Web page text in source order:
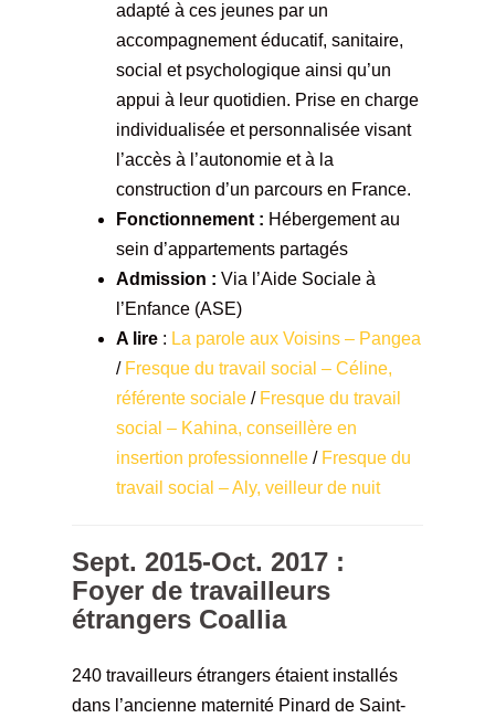
adapté à ces jeunes par un
accompagnement éducatif, sanitaire,
social et psychologique ainsi qu’un
appui à leur quotidien. Prise en charge
individualisée et personnalisée visant
l’accès à l’autonomie et à la
construction d’un parcours en France.
Fonctionnement : Hébergement au
sein d’appartements partagés
Admission : Via l’Aide Sociale à
l’Enfance (ASE)
A lire : La parole aux Voisins – Pangea
/ Fresque du travail social – Céline,
référente sociale / Fresque du travail
social – Kahina, conseillère en
insertion professionnelle / Fresque du
travail social – Aly, veilleur de nuit
Sept. 2015-Oct. 2017 :
Foyer de travailleurs
étrangers Coallia
240 travailleurs étrangers étaient installés
dans l’ancienne maternité Pinard de Saint-